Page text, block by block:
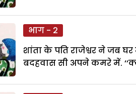
भाग - 2
शांता के पति राजेश्वर ने जब
बदहवास सी अपने कमरे में.